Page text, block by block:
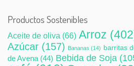
Productos Sostenibles
Aceite de oliva (66) Arroz
Azúcar (157) Bananas (14) barritas
de Avena (44) Bebida de Soja